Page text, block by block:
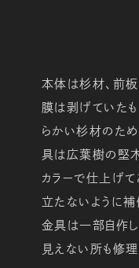
本体は杉材、前
膜は剥げていた
らかい杉材のため
具は広葉樹の堅木
カラーで仕上げて
立たないように補
金具は一部自作
見えない所も修